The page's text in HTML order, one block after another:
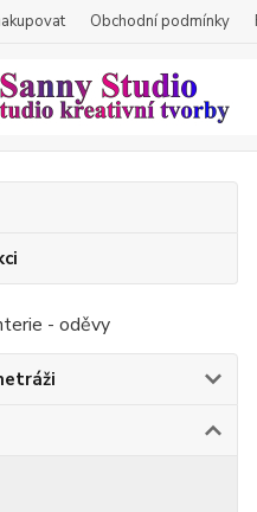
Obchodní podmínky
- oděvy